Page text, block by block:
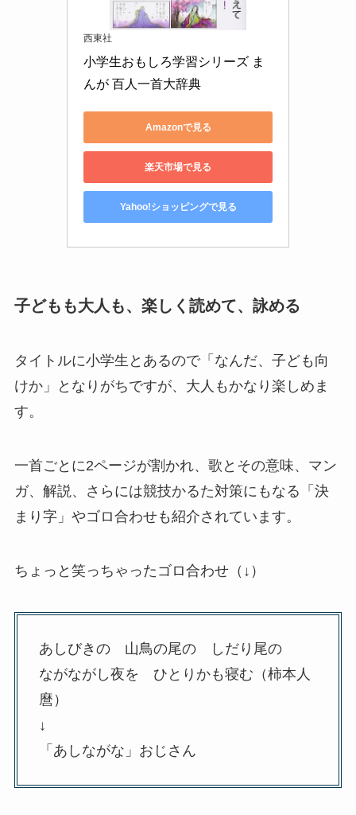
西東社
小学生おもしろ学習シリーズ ま
んが 百人一首大辞典
Amazonで見る
楽天市場で見る
Yahoo!ショッピングで見る
子どもも大人も、楽しく読めて、詠める
タイトルに小学生とあるので「なんだ、子ども向
けか」となりがちですが、大人もかなり楽しめま
す。
一首ごとに2ページが割かれ、歌とその意味、マン
ガ、解説、さらには競技かるた対策にもなる「決
まり字」やゴロ合わせも紹介されています。
ちょっと笑っちゃったゴロ合わせ（↓）
あしびきの 山鳥の尾の しだり尾の
ながながし夜を ひとりかも寝む（柿本人
麿）
↓
「あしながな」おじさん